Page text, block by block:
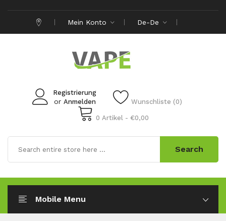
Mein Konto De-De
Registrierung
or Anmelden Wunschliste (0)
0 Artikel - €0,00
Search
Mobile Menu